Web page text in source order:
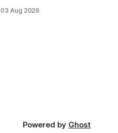
de quienes buscan
03 Aug 2026
Powered by Ghost